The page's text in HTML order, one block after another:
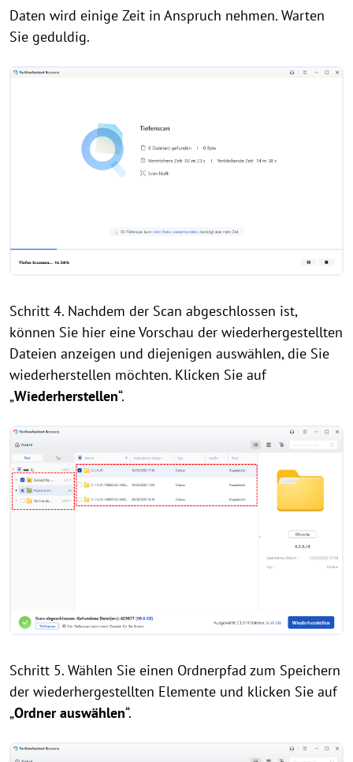
Daten wird einige Zeit in Anspruch nehmen. Warten
Sie geduldig.
Schritt 4. Nachdem der Scan abgeschlossen ist,
können Sie hier eine Vorschau der wiederhergestellten
Dateien anzeigen und diejenigen auswählen, die Sie
wiederherstellen möchten. Klicken Sie auf
„Wiederherstellen“.
Schritt 5. Wählen Sie einen Ordnerpfad zum Speichern
der wiederhergestellten Elemente und klicken Sie auf
„Ordner auswählen“.